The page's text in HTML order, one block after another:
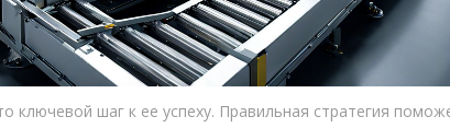
ключевой шаг к ее успеху. Правильная стратегия